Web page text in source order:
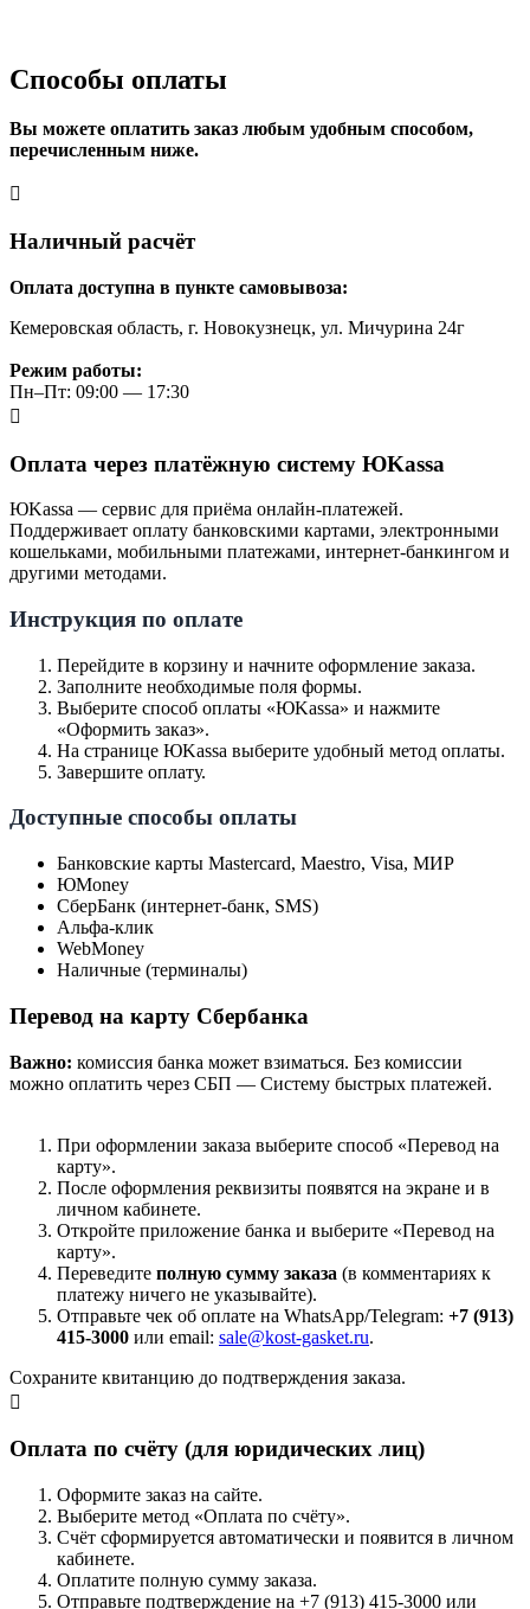
Способы оплаты
Вы можете оплатить заказ любым удобным способом,
перечисленным ниже.
Наличный расчёт
Оплата доступна в пункте самовывоза:
Кемеровская область, г. Новокузнецк, ул. Мичурина 24г
Режим работы:
Пн–Пт: 09:00 — 17:30
Оплата через платёжную систему ЮKassa
ЮKassa — сервис для приёма онлайн-платежей.
Поддерживает оплату банковскими картами, электронными
кошельками, мобильными платежами, интернет-банкингом и
другими методами.
Инструкция по оплате
Перейдите в корзину и начните оформление заказа.
Заполните необходимые поля формы.
Выберите способ оплаты «ЮKassa» и нажмите
«Оформить заказ».
На странице ЮKassa выберите удобный метод оплаты.
Завершите оплату.
Доступные способы оплаты
Банковские карты Mastercard, Maestro, Visa, МИР
ЮMoney
СберБанк (интернет-банк, SMS)
Альфа-клик
WebMoney
Наличные (терминалы)
Перевод на карту Сбербанка
Важно: комиссия банка может взиматься. Без комиссии
можно оплатить через СБП — Систему быстрых платежей.
При оформлении заказа выберите способ «Перевод на
карту».
После оформления реквизиты появятся на экране и в
личном кабинете.
Откройте приложение банка и выберите «Перевод на
карту».
Переведите полную сумму заказа (в комментариях к
платежу ничего не указывайте).
Отправьте чек об оплате на WhatsApp/Telegram: +7 (913)
415-3000 или email: sale@kost-gasket.ru.
Сохраните квитанцию до подтверждения заказа.
Оплата по счёту (для юридических лиц)
Оформите заказ на сайте.
Выберите метод «Оплата по счёту».
Счёт сформируется автоматически и появится в личном
кабинете.
Оплатите полную сумму заказа.
Отправьте подтверждение на +7 (913) 415-3000 или